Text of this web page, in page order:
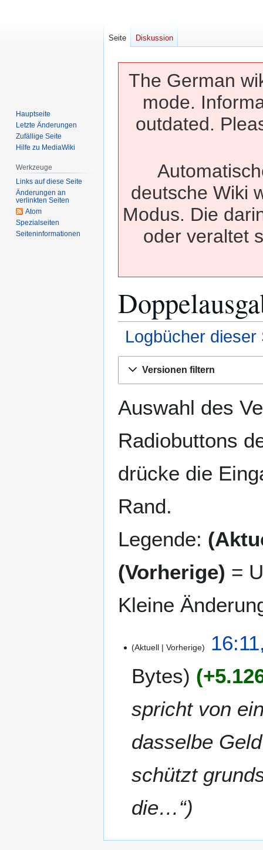
The German
mode.
outdated.
deutsche Wiki
Modus. Die
oder veraltet
Logbücher dieser
Navigation
Suche
Versionen filtern
Auswahl des
Radiobuttons
drücke die
Rand.
Legende:
(Vorherige) =
Kleine
Aktuell Vorherige
Bytes
spricht von
dasselbe
schützt
die…“
Seite Diskussion
Hauptseite
Letzte Änderungen
Zufällige Seite
Hilfe zu MediaWiki
Werkzeuge
Links auf diese Seite
Änderungen an
verlinkten Seiten
Atom
Spezialseiten
Seiten­­informationen